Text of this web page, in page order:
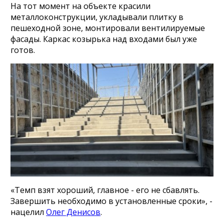
На тот момент на объекте красили
металлоконструкции, укладывали плитку в
пешеходной зоне, монтировали вентилируемые
фасады. Каркас козырька над входами был уже
готов.
«Темп взят хороший, главное - его не сбавлять.
Завершить необходимо в установленные сроки», -
нацелилОлег Денисов.